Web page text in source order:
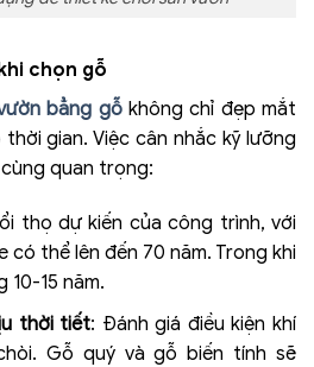
chọn gỗ
bẳng gỗkhông chỉ đẹp mắt
gian. Việc cân nhắc kỹ lưỡng
quan trọng:
thọ dự kiến của công trình, với
có thể lên đến 70 năm. Trong khi
10-15 năm.
thời tiết: Đánh giá điều kiện khí
Gỗ quý và gỗ biến tính sẽ